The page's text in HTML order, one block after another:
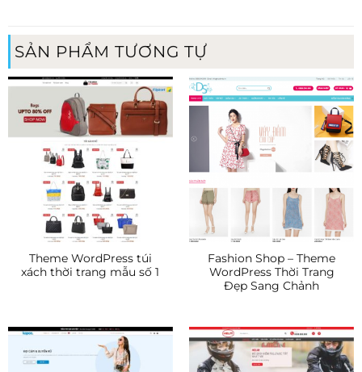
SẢN PHẨM TƯƠNG TỰ
Theme WordPress túi
xách thời trang mẫu số 1
Fashion Shop – Theme
WordPress Thời Trang
Đẹp Sang Chảnh